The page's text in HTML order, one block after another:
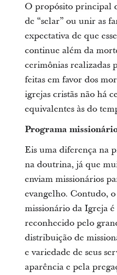
O propósito principal
de “selar” ou unir as
expectativa de que
continue além da
cerimônias realizadas
feitas em favor dos
igrejas cristãs não há
equivalentes às do
Programa
Eis uma diferença na
na doutrina, já que
enviam missionários
evangelho. Contudo,
missionário da Igreja
reconhecido pelo
distribuição de
e variedade de seus
aparência e pela